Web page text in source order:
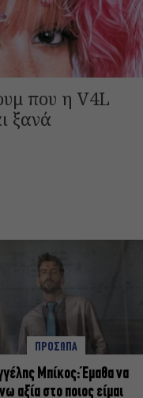
που η V4L
ξανά
ΠΡΟΣΩΠΑ
Μπίκος: Έμαθα να
αξία στο ποιος είμαι